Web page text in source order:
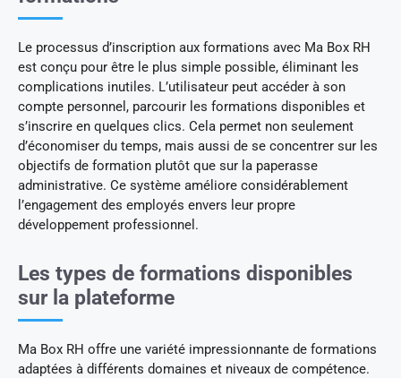
Le processus d’inscription aux formations avec Ma Box RH
est conçu pour être le plus simple possible, éliminant les
complications inutiles. L’utilisateur peut accéder à son
compte personnel, parcourir les formations disponibles et
s’inscrire en quelques clics. Cela permet non seulement
d’économiser du temps, mais aussi de se concentrer sur les
objectifs de formation plutôt que sur la paperasse
administrative. Ce système améliore considérablement
l’engagement des employés envers leur propre
développement professionnel.
Les types de formations disponibles
sur la plateforme
Ma Box RH offre une variété impressionnante de formations
adaptées à différents domaines et niveaux de compétence.